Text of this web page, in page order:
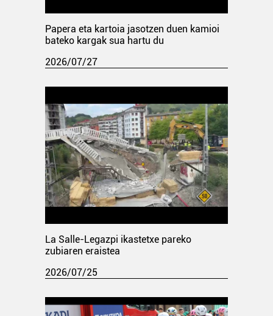
Papera eta kartoia jasotzen duen kamioi
bateko kargak sua hartu du
2026/07/27
La Salle-Legazpi ikastetxe pareko
zubiaren eraistea
2026/07/25